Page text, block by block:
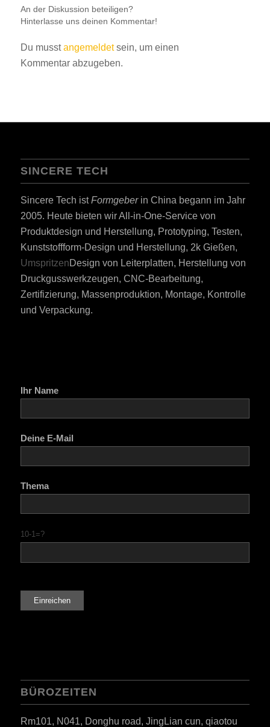
An der Diskussion beteiligen?
Hinterlasse uns deinen Kommentar!
Du musstangemeldetsein, um einen
Kommentar abzugeben.
SINCERE TECH
Sincere Tech istFormgeberin China begann im Jahr
2005. Heute bieten wir All-in-One-Service von
Produktdesign und Herstellung, Prototyping, Testen,
Kunststoffform-Design und Herstellung, 2k Gießen,
UmspritzenDesign von Leiterplatten, Herstellung von
Druckgusswerkzeugen, CNC-Bearbeitung,
Zertifizierung, Massenproduktion, Montage, Kontrolle
und Verpackung.
Ihr Name
Deine E-Mail
Thema
10-1=?
BÜROZEITEN
Rm101, N041, Donghu road, JingLian cun, qiaotou